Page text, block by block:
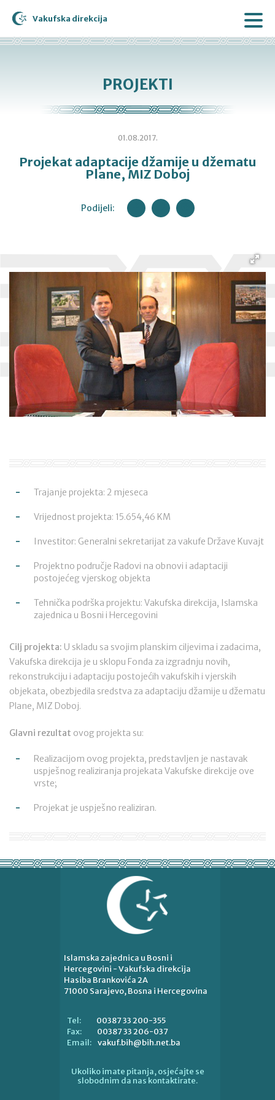
Vakufska direkcija
PROJEKTI
01.08.2017.
Projekat adaptacije džamije u džematu
Plane, MIZ Doboj
Podijeli:
Trajanje projekta: 2 mjeseca
Vrijednost projekta: 15.654,46 KM
Investitor: Generalni sekretarijat za vakufe Države Kuvajt
Projektno područje Radovi na obnovi i adaptaciji
postojećeg vjerskog objekta
Tehnička podrška projektu: Vakufska direkcija, Islamska
zajednica u Bosni i Hercegovini
Cilj projekta: U skladu sa svojim planskim ciljevima i zadacima,
Vakufska direkcija je u sklopu Fonda za izgradnju novih,
rekonstrukciju i adaptaciju postojećih vakufskih i vjerskih
objekata, obezbjedila sredstva za adaptaciju džamije u džematu
Plane, MIZ Doboj.
Glavni rezultat ovog projekta su:
Realizacijom ovog projekta, predstavljen je nastavak
uspješnog realiziranja projekata Vakufske direkcije ove
vrste;
Projekat je uspješno realiziran.
Islamska zajednica u Bosni i
Hercegovini - Vakufska direkcija
Hasiba Brankovića 2A
71000 Sarajevo, Bosna i Hercegovina
Tel:
00387 33 200-355
Fax:
00387 33 206-037
Email: vakuf.bih@bih.net.ba
Ukoliko imate pitanja, osjećajte se
slobodnim da nas kontaktirate.